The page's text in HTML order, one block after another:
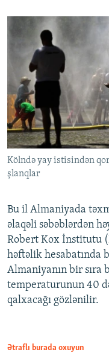
Kölndə yay istisindən
şlanqlar
Bu il Almaniyada
əlaqəli səbəblərdən
Robert Kox İnstitutu
həftəlik hesabatında
Almaniyanın bir sıra
temperaturunun 40
qalxacağı gözlənilir.
Ətraflı burada oxuyun